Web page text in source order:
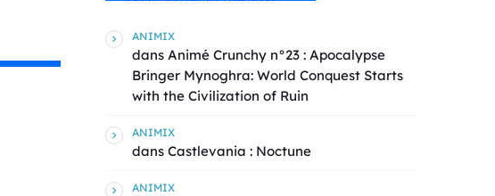
ANIMIX
dans Animé Crunchy n°23 : Apocalypse
Bringer Mynoghra: World Conquest Starts
with the Civilization of Ruin
ANIMIX
dans Castlevania : Noctune
ANIMIX